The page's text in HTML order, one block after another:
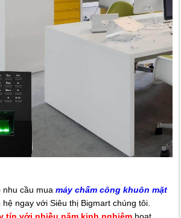
cầu mua máy chấm công khuôn mặt
hệ ngay với Siêu thị Bigmart chúng tôi.